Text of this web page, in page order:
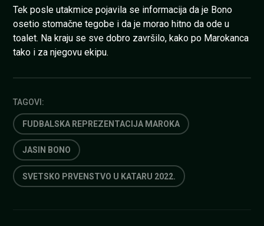
Tek posle utakmice pojavila se informacija da je Bono
osetio stomačne tegobe i da je morao hitno da ode u
toalet. Na kraju se sve dobro završilo, kako po Marokanca
tako i za njegovu ekipu.
TAGOVI:
FUDBALSKA REPREZENTACIJA MAROKA
JASIN BONO
SVETSKO PRVENSTVO U KATARU 2022.